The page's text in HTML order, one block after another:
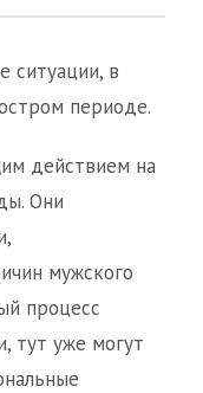
ситуации, в
периоде.
действием на
Они
мужского
процесс
тут уже могут